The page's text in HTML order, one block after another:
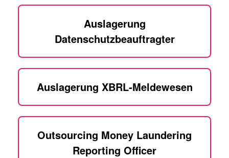
Auslagerung
Datenschutzbeauftragter
Auslagerung XBRL-Meldewesen
Outsourcing Money Laundering
Reporting Officer